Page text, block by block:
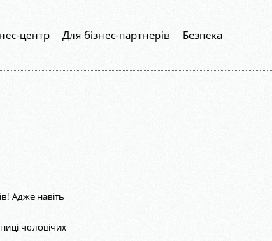
центр Для бізнес-партнерів Безпека
Адже навіть
чоловічих